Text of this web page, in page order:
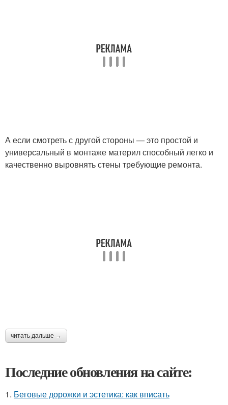
А если смотреть с другой стороны — это простой и
универсальный в монтаже материл способный легко и
качественно выровнять стены требующие ремонта.
читать дальше →
Последние обновления на сайте:
1. Беговые дорожки и эстетика: как вписать